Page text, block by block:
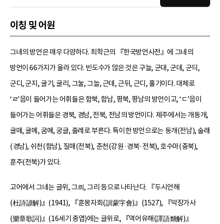
이칭 및 어원
그네의 방언은 매우 다양하다. 최학근의 『한국방언사전』에 그네의
방언이 66가지가 올라 있다. 빈도수가 많은 것은 구늘, 군대, 군데, 군듸,
군디, 군지, 굴기, 굴리, 그눌, 그늘, 근데, 근뒤, 근디, 훌기이다. 대체로
‘ㄹ’음이 들어가는 어휘들은 함북, 함남, 평북, 평남의 방언이고, ‘ㄷ’음이
들어가는 어휘들은 경북, 경남, 전북, 전남의 방언이다. 제주에서는 개동개,
굴매, 굴메, 굼메, 궁글, 줄레로 부른다. 특이한 방언으로는 둥개(전남), 술래
(경남), 쉬천(함남), 질매(전북), 춘천(강원·경북·전북), 호수마(충북),
훈주(전북)가 있다.
고어에서 그네는 글위, 그릐, 그리 등으로 나타난다. 『두시언해
(杜詩諺解)』(1941), 『훈몽자회(訓蒙字會)』(1527), 『악장가사
(樂章歌詞)』(16세기 중엽)에는 글위로, 『역어유해(譯語類解)』